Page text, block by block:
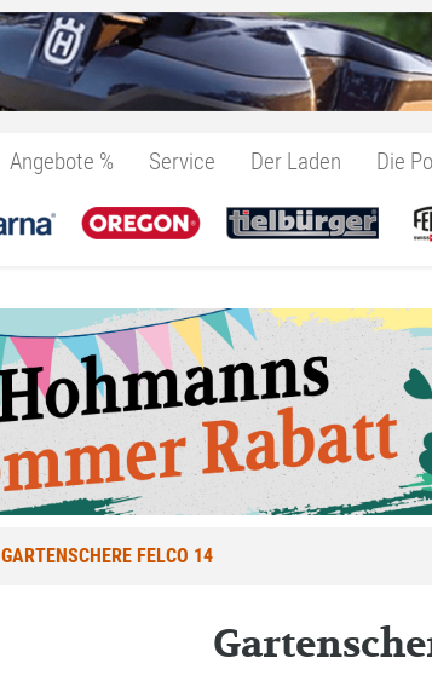
Angebote % Service Der Laden Die
GARTENSCHERE FELCO 14